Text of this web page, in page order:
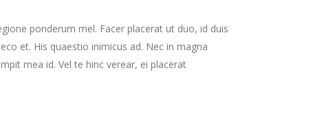
ponderum mel. Facer placerat ut duo, id duis
et. His quaestio inimicus ad. Nec in magna
mea id. Vel te hinc verear, ei placerat